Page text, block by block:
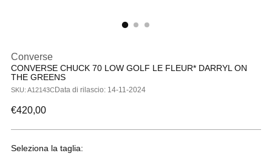
Converse
CONVERSE CHUCK 70 LOW GOLF LE FLEUR* DARRYL ON
THE GREENS
SKU: A12143CData di rilascio: 14-11-2024
Prezzo
€420,00
Seleziona la taglia: